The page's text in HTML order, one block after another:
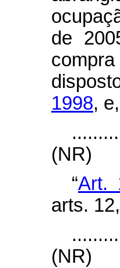
de
1998,
(NR)
“Art.
arts.
(NR)